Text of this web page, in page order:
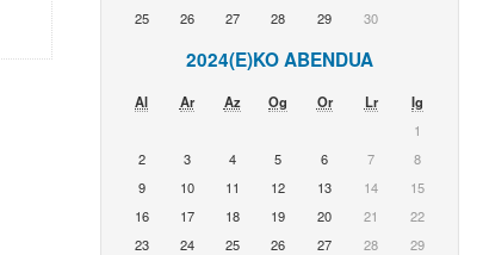
25
26 27 28 29 30
2024(E)KO ABENDUA
Al Ar Az Og Or Lr
Ig
1
2
3 4 5 6 7
8
9
10 11 12 13 14
15
16
17 18 19 20 21
22
23
24 25 26 27 28
29